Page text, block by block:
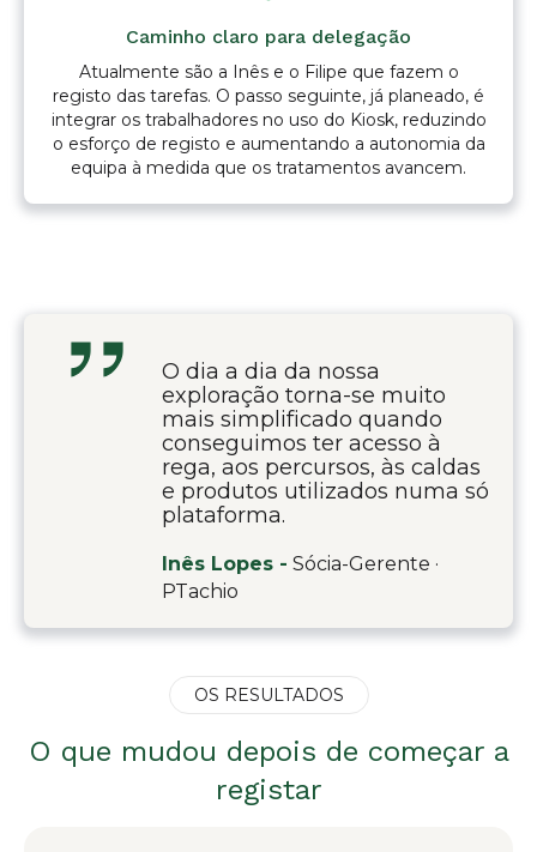
Caminho claro para delegação
Atualmente são a Inês e o Filipe que fazem o
registo das tarefas. O passo seguinte, já planeado, é
integrar os trabalhadores no uso do Kiosk, reduzindo
o esforço de registo e aumentando a autonomia da
equipa à medida que os tratamentos avancem.
O dia a dia da nossa
exploração torna-se muito
mais simplificado quando
conseguimos ter acesso à
rega, aos percursos, às caldas
e produtos utilizados numa só
plataforma.
Inês Lopes - Sócia-Gerente ·
PTachio
OS RESULTADOS
O que mudou depois de começar a
registar